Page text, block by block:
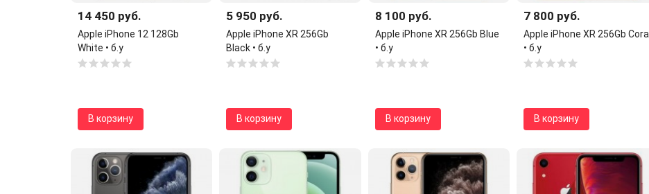
14 450 руб.
Apple iPhone 12 128Gb
White • б.у
В корзину
5 950 руб.
Apple iPhone XR 256Gb
Black • б.у
В корзину
8 100 руб.
Apple iPhone XR 256Gb Blue
• б.у
В корзину
7 800 руб.
Apple iPhone XR 256Gb Coral
• б.у
В корзину